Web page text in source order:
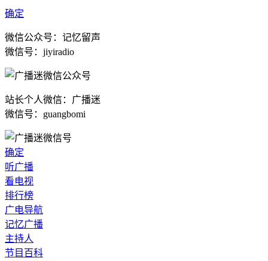
确定
微信公众号：记忆留声
微信号：jiyiradio
站长个人微信：广播迷
微信号：guangbomi
确定
听广播
看电视
排行榜
广电导航
记忆广播
主持人
节目百科